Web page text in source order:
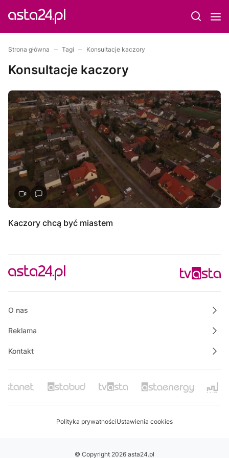
Strona główna Tagi Konsultacje kaczory
Konsultacje kaczory
Kaczory chcą być miastem
O nas
Reklama
Kontakt
Polityka prywatnościUstawienia cookies
© Copyright 2026 asta24.pl